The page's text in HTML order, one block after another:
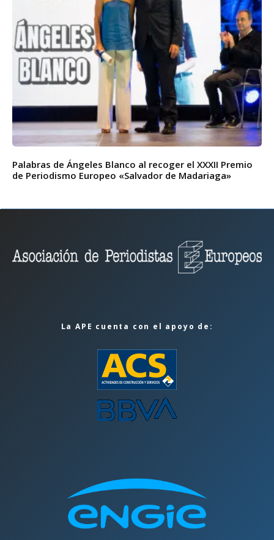
Palabras de Ángeles Blanco al recoger el XXXII Premio
de Periodismo Europeo «Salvador de Madariaga»
La APE cuenta con el apoyo de: